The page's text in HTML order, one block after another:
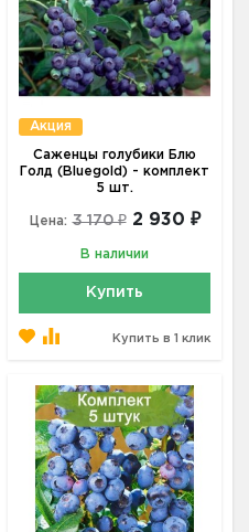
Акция
Саженцы голубики Блю
Голд (Bluegold) - комплект
5 шт.
Цена: 3 170 ₽ 2 930 ₽
В наличии
Купить
Купить в 1 клик